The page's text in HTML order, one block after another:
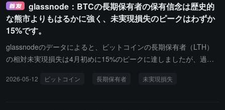
れは、偶発的なオフショア投機需要が存在するにもかかわらず、ア
メリカの機関の現物参加度が依然として弱いことを示しています。
CME先物の未決済契約は価格が持続的に回復する中で増加してお
り、全体的な現物需要が現在の範囲の高点近くで十分に果断でない
場合、デリバティブ市場の機関参加度が改善していることを示して
ションがますます先物活動によって駆動されていることを示してい
glassnode：BTCの長期保有者の保有信念は歴史的
な熊市よりもはるかに強く、未実現損失のピークはわずか
15%です。
glassnodeのデータによると、ビットコインの長期保有者（LTH）
の相対未実現損失は4月初めに15%のピークに達しましたが、過去
した。これは、最近ビットコインが明らかな調整を見せたにもかか
2026-05-12 ビットコイン 長期保有者 未実現損失